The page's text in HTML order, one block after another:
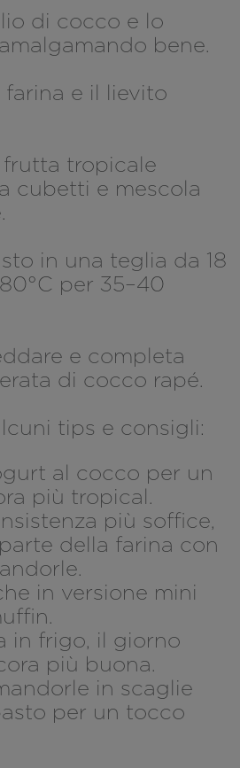
di cocco e lo
bene.
e il lievito
tropicale
cubetti e mescola
in una teglia da 18
per 35–40
e completa
di cocco rapé.
tips e consigli:
al cocco per un
più tropical.
più soffice,
della farina con
in versione mini
in frigo, il giorno
più buona.
in scaglie
per un tocco